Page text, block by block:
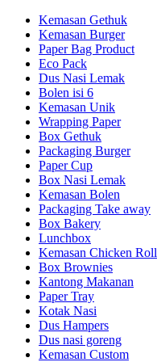
Kemasan Gethuk
Kemasan Burger
Paper Bag Product
Eco Pack
Dus Nasi Lemak
Bolen isi 6
Kemasan Unik
Wrapping Paper
Box Gethuk
Packaging Burger
Paper Cup
Box Nasi Lemak
Kemasan Bolen
Packaging Take away
Box Bakery
Lunchbox
Kemasan Chicken Roll
Box Brownies
Kantong Makanan
Paper Tray
Kotak Nasi
Dus Hampers
Dus nasi goreng
Kemasan Custom